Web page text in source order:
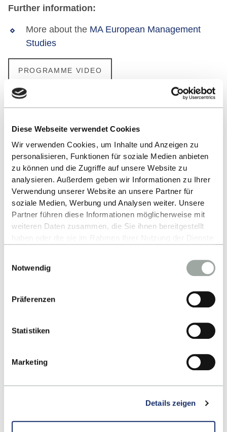
Diese Webseite verwendet Cookies
Wir verwenden Cookies, um Inhalte und Anzeigen zu
personalisieren, Funktionen für soziale Medien anbieten
zu können und die Zugriffe auf unsere Website zu
analysieren. Außerdem geben wir Informationen zu Ihrer
Verwendung unserer Website an unsere Partner für
soziale Medien, Werbung und Analysen weiter. Unsere
Partner führen diese Informationen möglicherweise mit
weiteren Daten zusammen, die Sie ihnen bereitgestellt
Alles zum Thema Cookies und personenbezogene
Datenverarbeitung entnehmen Sie unserer
Notwendig
Präferenzen
Statistiken
Marketing
Details zeigen
Further information:
More about the MA European Management
Studies
PROGRAMME VIDEO
Up
72762 Reutlingen
Google Maps